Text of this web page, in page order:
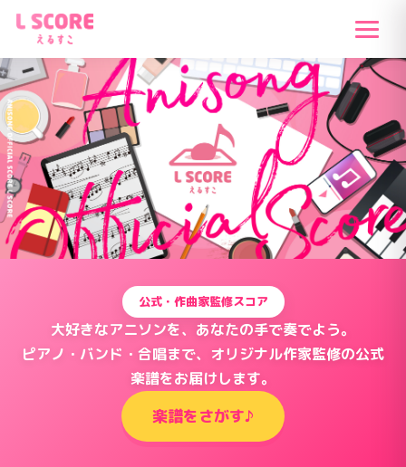
公式・作曲家監修スコア
大好きなアニソンを、あなたの手で奏でよう。
ピアノ・バンド・合唱まで、オリジナル作家監修の公式
楽譜をお届けします。
楽譜をさがす